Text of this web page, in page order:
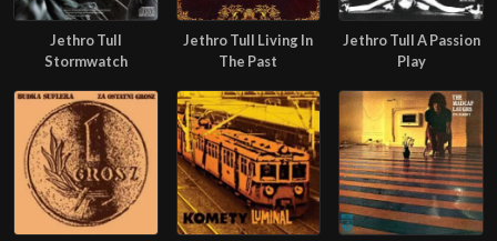
Jethro Tull
Stormwatch
Jethro Tull Living In
The Past
Jethro Tull A Passion
Play